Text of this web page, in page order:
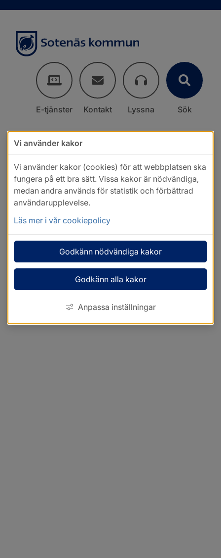
E-tjänster Kontakt Lyssna Sök
Vi använder kakor
Vi använder kakor (cookies) för att webbplatsen ska
fungera på ett bra sätt. Vissa kakor är nödvändiga,
medan andra används för statistik och förbättrad
användarupplevelse.
Läs mer i vår cookiepolicy
Godkänn nödvändiga kakor
Godkänn alla kakor
Anpassa inställningar